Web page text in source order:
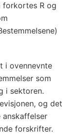
forkortes R og
i ovennevnte
som
i sektoren.
og det
forskrifter.